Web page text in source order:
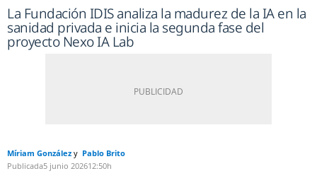
La Fundación IDIS analiza la madurez de la IA en la
sanidad privada e inicia la segunda fase del
proyecto Nexo IA Lab
Míriam González
Pablo Brito
Publicada5 junio 202612:50h